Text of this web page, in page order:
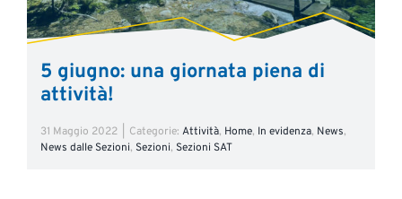
5 giugno: una giornata piena di
attività!
31 Maggio 2022 Categorie: Attività, Home, In evidenza, News,
News dalle Sezioni, Sezioni, Sezioni SAT